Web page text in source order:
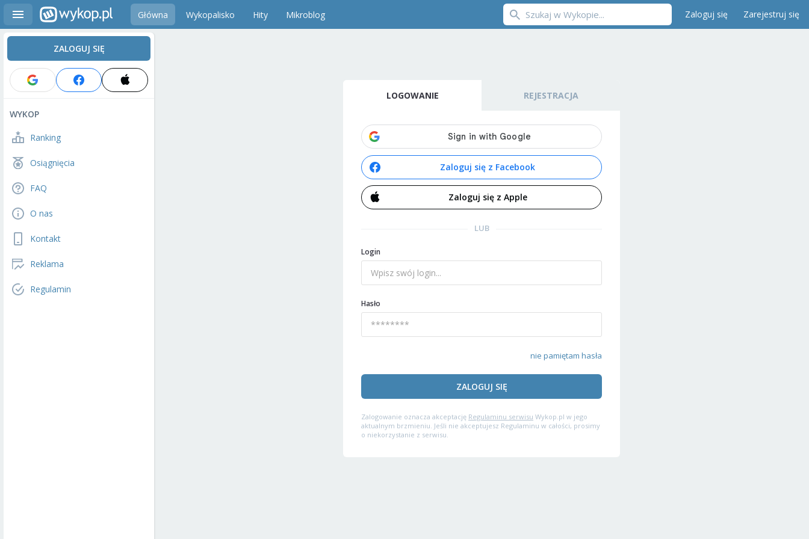
Główna Wykopalisko Hity Mikroblog Zaloguj się Zarejestruj się
ZALOGUJ SIĘ
WYKOP
Ranking
Osiągnięcia
FAQ
O nas
Kontakt
Reklama
Regulamin
LOGOWANIE REJESTRACJA
Zaloguj się z Facebook
Zaloguj się z Apple
LUB
Login
Hasło
nie pamiętam hasła
ZALOGUJ SIĘ
Zalogowanie oznacza akceptację Regulaminu serwisu Wykop.pl w jego
aktualnym brzmieniu. Jeśli nie akceptujesz Regulaminu w całości, prosimy
o niekorzystanie z serwisu.